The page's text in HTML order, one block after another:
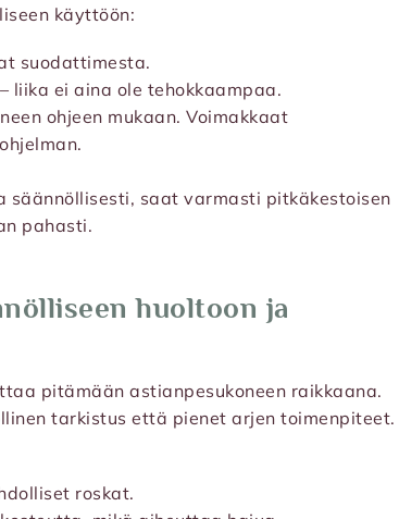
käyttöön:
suodattimesta.
liika ei aina ole tehokkaampaa.
ohjeen mukaan. Voimakkaat
säännöllisesti, saat varmasti pitkäkestoisen
pahasti.
huoltoon ja
pitämään astianpesukoneen raikkaana.
tarkistus että pienet arjen toimenpiteet.
roskat.